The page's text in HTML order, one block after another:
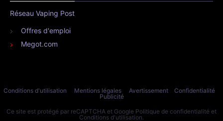
Réseau Vaping Post
Offres d'emploi
Megot.com
Conditions d'utilisation Mentions légales Avertissement
Confidentialité
Publicité
Ce site est protégé par reCAPTCHA et Google Politique de confidentialité et
Conditions d'utilisation.